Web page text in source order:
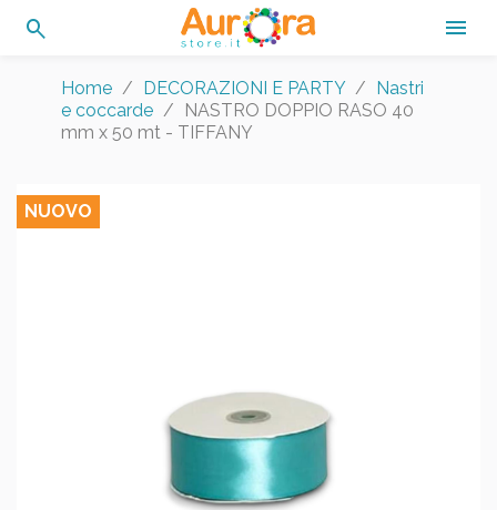
search 
Home DECORAZIONI E PARTY
Nastri
e coccarde
NASTRO DOPPIO RASO 40
mm x 50 mt - TIFFANY
NUOVO